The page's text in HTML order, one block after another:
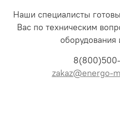
Наши специалисты
Вас по техническим
оборудования
zakaz@energo-